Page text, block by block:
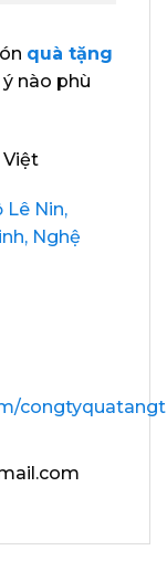
quà tặng
nào phù
Việt
Lê Nin,
Nghệ